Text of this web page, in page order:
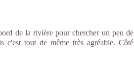
de la rivière pour chercher un peu de
tout de même très agréable. Côté